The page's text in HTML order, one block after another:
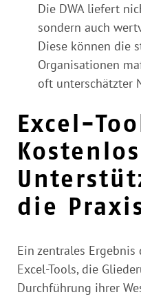
Die DWA liefert
sondern auch
Diese können die
Organisationen
oft unterschätzter
Excel-
die
Ein zentrales
Excel-Tools, die
Durchführung ihrer